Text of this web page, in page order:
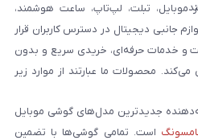
موبایل، تبلت، لپ‌تاپ، ساعت هوشمند،
جانبی دیجیتال در دسترس کاربران قرار
و خدمات حرفه‌ای، خریدی سریع و بدون
می‌کند. محصولات ما عبارتند از موارد زیر
جدیدترین مدل‌های گوشی موبایل
است. تمامی گوشی‌ها با تضمین